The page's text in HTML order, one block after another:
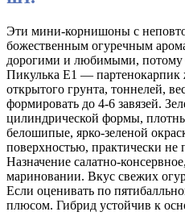
Эти мини-корнишоны с
божественным огуречным
дорогими и любимыми, потому
Пикулька Е1 — партенокарпик
открытого грунта, тоннелей,
формировать до 4-6 завязей.
цилиндрической формы,
белошипые, ярко-зеленой
поверхностью, практически не
Назначение салатно-
мариновании. Вкус свежих
Если оценивать по
плюсом. Гибрид устойчив к